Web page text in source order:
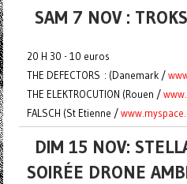
SAM 7 NOV :
20 H 30 - 10 euros
THE DEFECTORS : (Danemark /
THE ELEKTROCUTION (Rouen /
FALSCH (St Etienne /
DIM 15 NOV:
SOIRÉE DRONE